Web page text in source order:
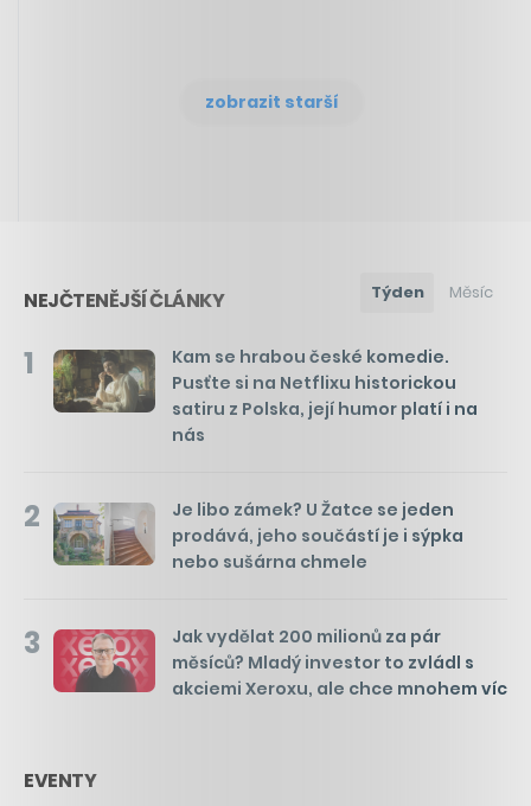
zobrazit starší
NEJČTENĚJŠÍ ČLÁNKY Týden Měsíc
1
Kam se hrabou české komedie.
Pusťte si na Netflixu historickou
satiru z Polska, její humor platí i na
nás
2
Je libo zámek? U Žatce se jeden
prodává, jeho součástí je i sýpka
nebo sušárna chmele
3
Jak vydělat 200 milionů za pár
měsíců? Mladý investor to zvládl s
akciemi Xeroxu, ale chce mnohem víc
EVENTY